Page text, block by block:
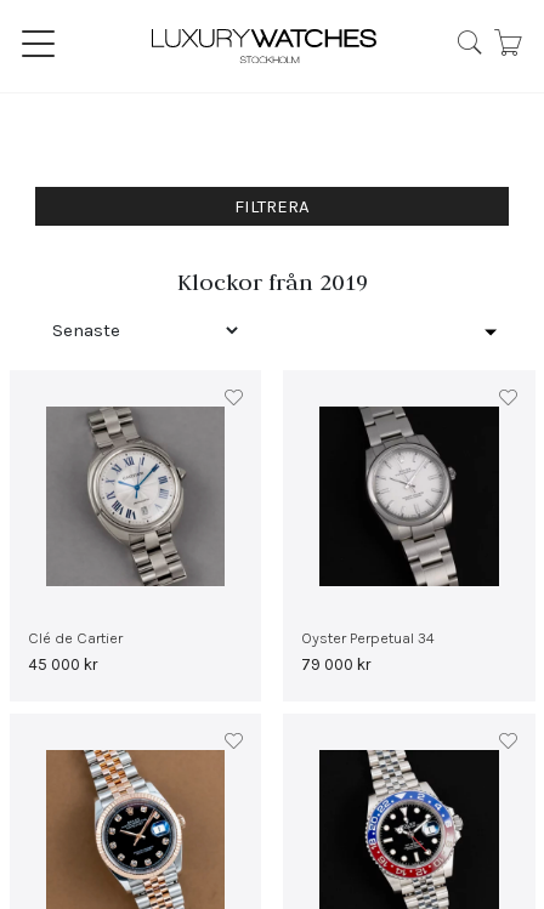
FILTRERA
Klockor från 2019
Clé de Cartier
45 000 kr
Oyster Perpetual 34
79 000 kr